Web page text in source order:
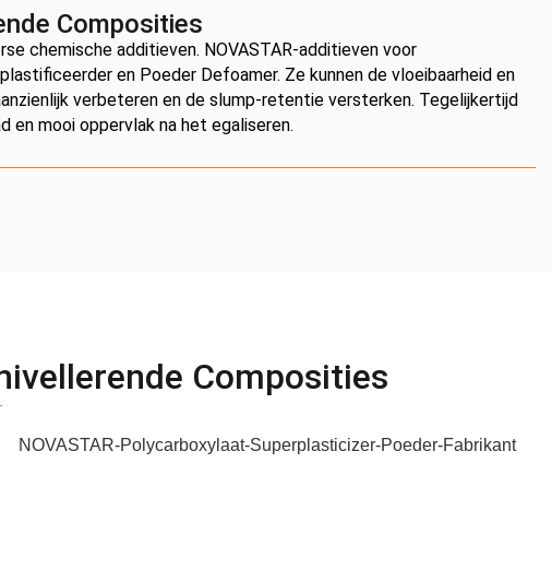
Composities
chemische additieven. NOVASTAR-additieven voor
en Poeder Defoamer. Ze kunnen de vloeibaarheid en
verbeteren en de slump-retentie versterken. Tegelijkertijd
en mooi oppervlak na het egaliseren.
Composities